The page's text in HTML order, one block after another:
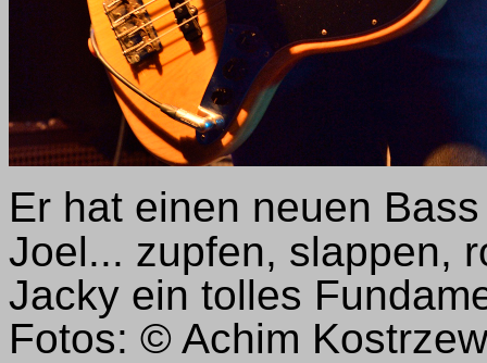
Er hat einen neuen
Joel... zupfen, slappen,
Jacky ein tolles
Fotos: © Achim